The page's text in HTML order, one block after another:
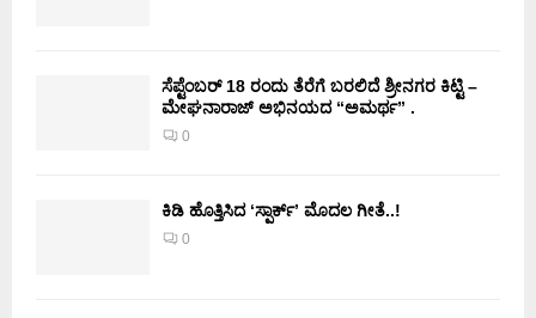
ಸೆಪ್ಟೆಂಬರ್ 18 ರಂದು ತೆರೆಗೆ ಬರಲಿದೆ ಶ್ರೀನಗರ ಕಿಟ್ಟಿ –
ಮೇಘನಾರಾಜ್ ಅಭಿನಯದ “ಅಮರ್ಥ” .
0
ಕಿಡಿ‌‌ ಹೊತ್ತಿಸಿದ ‘ಸ್ಪಾರ್ಕ್’ ಮೊದಲ‌ ಗೀತೆ..!
0